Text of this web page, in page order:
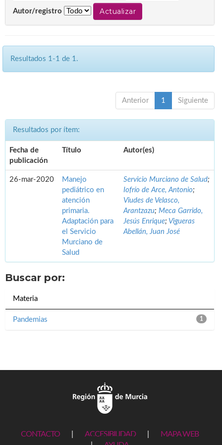
Autor/registro
Resultados 1-1 de 1.
Anterior 1 Siguiente
Resultados por ítem:
Fecha de
publicación
Título Autor(es)
26-mar-2020
Manejo
pediátrico en
atención
primaria.
Adaptación para
el Servicio
Murciano de
Salud
Servicio Murciano de Salud;
Iofrío de Arce, Antonio;
Viudes de Velasco,
Arantzazu; Meca Garrido,
Jesús Enrique; Vigueras
Abellán, Juan José
Buscar por:
Materia
1
Pandemias
CONTACTO ACCESIBILIDAD
MAPA WEB